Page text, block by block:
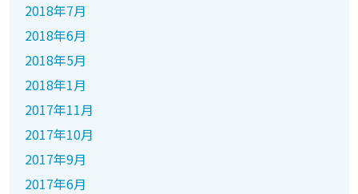
2018年7月
2018年6月
2018年5月
2018年1月
2017年11月
2017年10月
2017年9月
2017年6月